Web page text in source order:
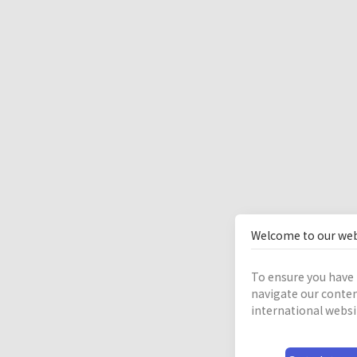
Welcome to our
To ensure you
navigate our
international